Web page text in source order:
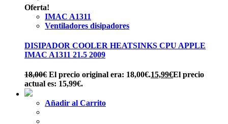
Oferta!
IMAC A1311
Ventiladores disipadores
DISIPADOR COOLER HEATSINKS CPU APPLE
IMAC A1311 21.5 2009
18,00€ El precio original era: 18,00€.15,99€El precio
actual es: 15,99€.
Añadir al Carrito